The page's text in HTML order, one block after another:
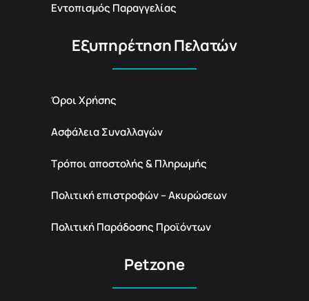
Εντοπισμός Παραγγελίας
Εξυπηρέτηση Πελατών
Όροι Χρήσης
Ασφάλεια Συναλλαγών
Τρόποι αποστολής & Πληρωμής
Πολιτική επιστροφών – Ακυρώσεων
Πολιτική Παράδοσης Προϊόντων
Petzone